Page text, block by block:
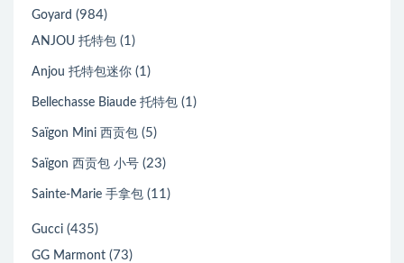
Goyard (984)
ANJOU 托特包 (1)
Anjou 托特包迷你 (1)
Bellechasse Biaude 托特包 (1)
Saïgon Mini 西贡包 (5)
Saïgon 西贡包 小号 (23)
Sainte-Marie 手拿包 (11)
Gucci (435)
GG Marmont (73)